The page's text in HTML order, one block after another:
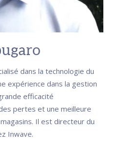
dans la technologie du
expérience dans la gestion
efficacité
pertes et une meilleure
Il est directeur du
Inwave.